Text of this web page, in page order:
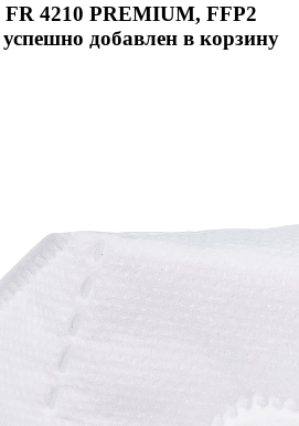
FR 4210 PREMIUM, FFP2
добавлен в корзину